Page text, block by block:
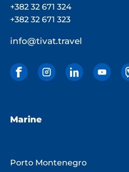
+382 32 671 324
+382 32 671 323
info@tivat.travel
Marine
Porto Montenegro